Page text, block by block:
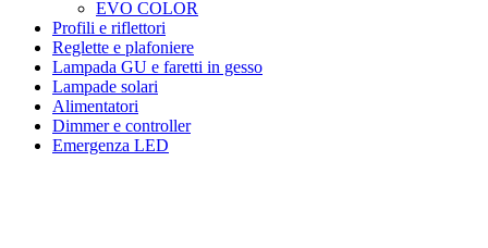
EVO COLOR
Profili e riflettori
Reglette e plafoniere
Lampada GU e faretti in gesso
Lampade solari
Alimentatori
Dimmer e controller
Emergenza LED